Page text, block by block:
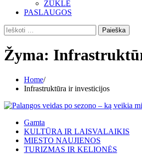
ŽŪKLĖ
PASLAUGOS
Ieškoti:
Žyma:
Home
Infrastruktūra ir investicijos
Gamta
KULTŪRA IR LAISVALAIKIS
MIESTO NAUJIENOS
TURIZMAS IR KELIONĖS